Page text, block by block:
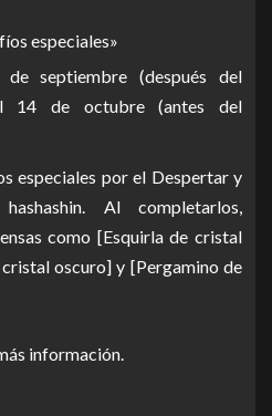
especiales»
septiembre (después del
14 de octubre (antes del
especiales por el Despertar y
Al completarlos,
como [Esquirla de cristal
oscuro] y [Pergamino de
información.